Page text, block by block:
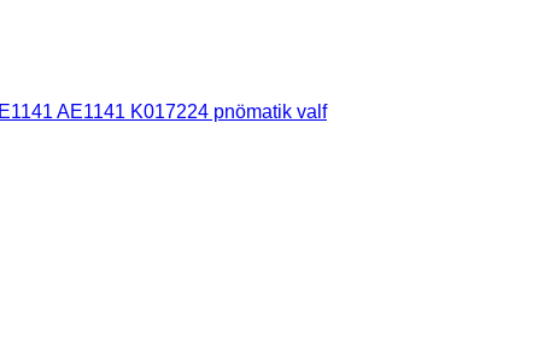
AE1141 K017224 pnömatik valf